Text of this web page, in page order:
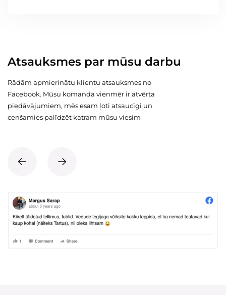
Atsauksmes par mūsu darbu
Rādām apmierinātu klientu atsauksmes no
Facebook. Mūsu komanda vienmēr ir atvērta
piedāvājumiem, mēs esam ļoti atsaucīgi un
cenšamies palīdzēt katram mūsu viesim